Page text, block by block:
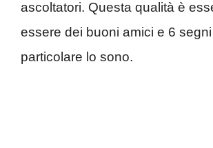
ascoltatori. Questa qualità è
essere dei buoni amici e 6
particolare lo sono.